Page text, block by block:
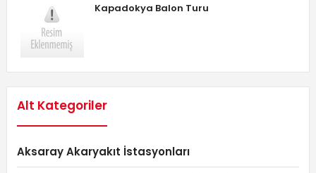
Kapadokya Balon Turu
Alt Kategoriler
Aksaray Akaryakıt İstasyonları